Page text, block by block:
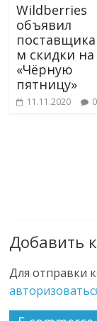
Wildberries
объявил
поставщика
м скидки на
«Чёрную
пятницу»
11.11.2020 0
Добавить
Для отправки